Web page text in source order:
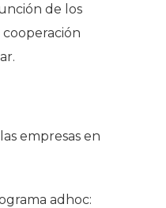
de los
empresas en
adhoc: